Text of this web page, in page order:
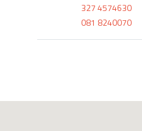
327 4574630
081 8240070